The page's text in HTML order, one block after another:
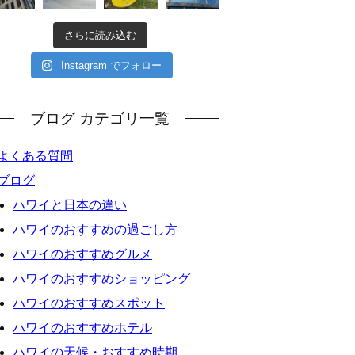
さらに読み込む
Instagram でフォロー
ブログ カテゴリ一覧
くある質問
ログ
ハワイと日本の違い
ハワイのおすすめの過ごし方
ハワイのおすすめグルメ
ハワイのおすすめショッピング
ハワイのおすすめスポット
ハワイのおすすめホテル
ハワイの天候・おすすめ時期